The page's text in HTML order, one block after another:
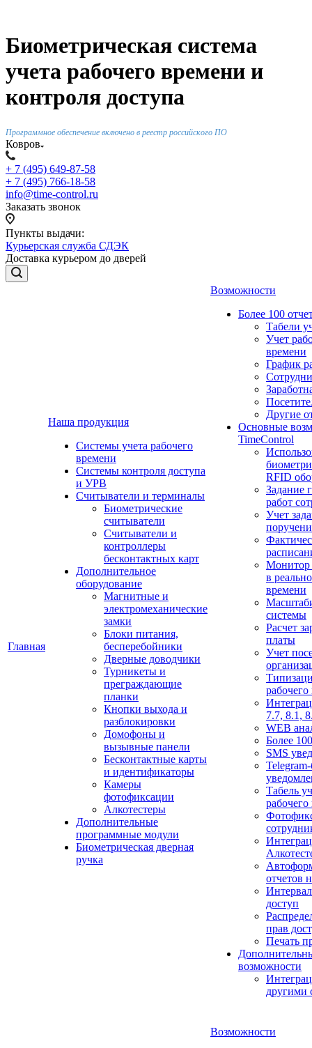
Биометрическая система
учета рабочего времени и
контроля доступа
Программное обеспечение включено в реестр российского ПО
Ковров
+ 7 (495) 649-87-58
+ 7 (495) 766-18-58
info@time-control.ru
Заказать звонок
Пункты выдачи:
Курьерская служба СДЭК
Доставка курьером до дверей
Главная
Наша продукция
Cистемы учета рабочего
времени
Системы контроля доступа
и УРВ
Считыватели и терминалы
Биометрические
считыватели
Считыватели и
контроллеры
бесконтактных карт
Дополнительное
оборудование
Магнитные и
электромеханические
замки
Блоки питания,
бесперебойники
Дверные доводчики
Турникеты и
преграждающие
планки
Кнопки выхода и
разблокировки
Домофоны и
вызывные панели
Бесконтактные карты
и идентификаторы
Камеры
фотофиксации
Алкотестеры
Дополнительные
программные модули
Биометрическая дверная
ручка
Возможности
Более 100
Табели
Учет
времени
График
Другие
Основные
TimeControl
RFID
Задание
работ
Учет
Монитор
в
времени
системы
Расчет
платы
Учет
7.7, 8.1,
WEB
Более
SMS
Табель
отчетов
доступ
прав
Печать
возможности
другими
Возможности